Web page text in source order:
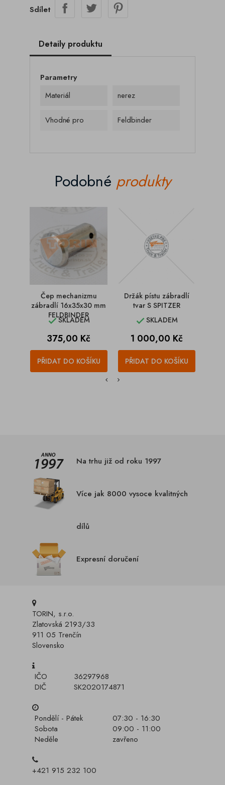
Sdílet
Detaily produktu
Parametry
Materiál
nerez
Vhodné pro Feldbinder
Podobné produkty
Čep mechanizmu
zábradlí 16x35x30 mm
FELDBINDER
SKLADEM
Cena
375,00 Kč
PŘIDAT DO KOŠÍKU
Držák pístu zábradlí
tvar S SPITZER
SKLADEM
Cena
1 000,00 Kč
PŘIDAT DO KOŠÍKU
Na trhu již od roku 1997
Více jak 8000 vysoce kvalitných
dílů
Expresní doručení
TORIN, s.r.o.
Zlatovská 2193/33
911 05 Trenčín
Slovensko
IČO
36297968
DIČ
SK2020174871
Pondělí - Pátek
07:30 - 16:30
Sobota
09:00 - 11:00
Neděle
zavřeno
+421 915 232 100